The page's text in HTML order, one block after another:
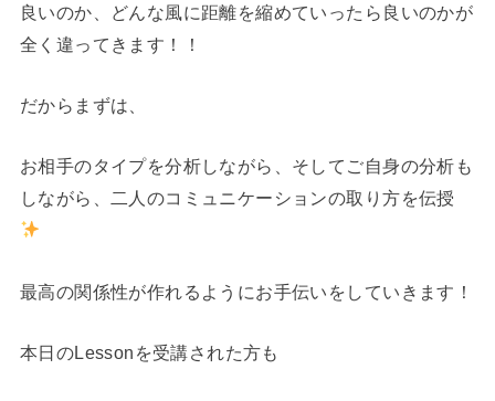
良いのか、どんな風に距離を縮めていったら良いのかが
全く違ってきます！！
だからまずは、
お相手のタイプを分析しながら、そしてご自身の分析も
しながら、二人のコミュニケーションの取り方を伝授
最高の関係性が作れるようにお手伝いをしていきます！
本日のLessonを受講された方も